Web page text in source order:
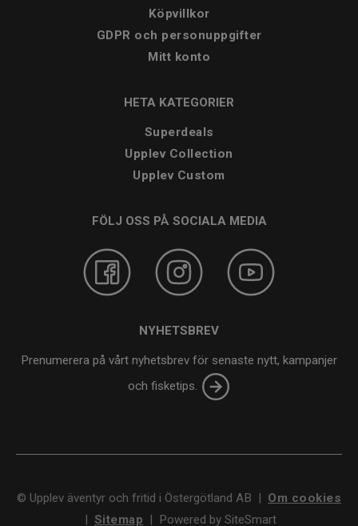
Köpvillkor
GDPR och personuppgifter
Mitt konto
HETA KATEGORIER
Superdeals
Upplev Collection
Upplev Custom
FÖLJ OSS PÅ SOCIALA MEDIA
NYHETSBREV
Prenumerera på vårt nyhetsbrev för senaste nytt, kampanjer
och fisketips.
© Upplev äventyr och fritid i Östergötland AB | Om cookies
| Sitemap | Powered by SiteSmart